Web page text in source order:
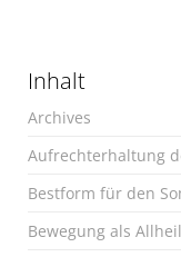
Inhalt
Archives
Aufrechterhaltung
Bestform für den
Bewegung als